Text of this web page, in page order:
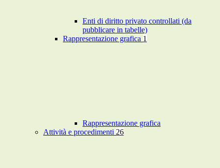
Enti di diritto privato controllati (da
pubblicare in tabelle)
Rappresentazione grafica 1
Rappresentazione grafica
Attività e procedimenti 26